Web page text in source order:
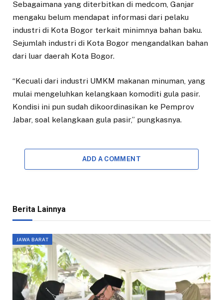
Sebagaimana yang diterbitkan di medcom, Ganjar
mengaku belum mendapat informasi dari pelaku
industri di Kota Bogor terkait minimnya bahan baku.
Sejumlah industri di Kota Bogor mengandalkan bahan
dari luar daerah Kota Bogor.
“Kecuali dari industri UMKM makanan minuman, yang
mulai mengeluhkan kelangkaan komoditi gula pasir.
Kondisi ini pun sudah dikoordinasikan ke Pemprov
Jabar, soal kelangkaan gula pasir,” pungkasnya.
ADD A COMMENT
Berita Lainnya
JAWA BARAT